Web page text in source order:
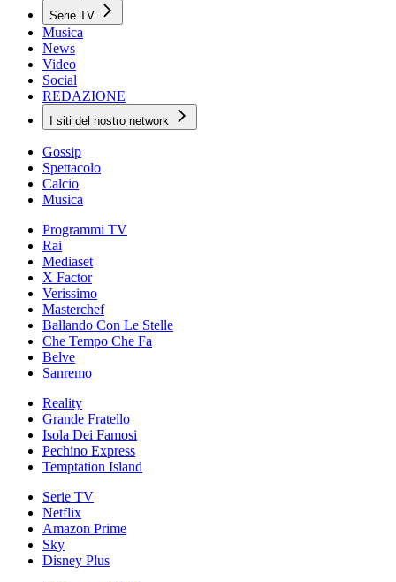
Serie TV
Musica
News
Video
Social
REDAZIONE
I siti del nostro network
Gossip
Spettacolo
Calcio
Musica
Programmi TV
Rai
Mediaset
X Factor
Verissimo
Masterchef
Ballando Con Le Stelle
Che Tempo Che Fa
Belve
Sanremo
Reality
Grande Fratello
Isola Dei Famosi
Pechino Express
Temptation Island
Serie TV
Netflix
Amazon Prime
Sky
Disney Plus